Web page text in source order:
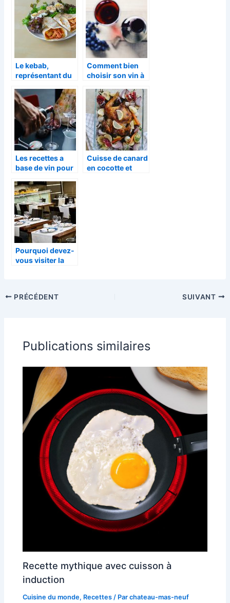
France d’ailleurs.
Le kebab,
représentant du
Comment bien
choisir son vin à
Les recettes a
base de vin pour
Cuisse de canard
en cocotte et
Pourquoi devez-
vous visiter la
PRÉCÉDENT SUIVANT
Publications similaires
Recette mythique avec cuisson à
induction
Cuisine du monde, Recettes / Parchateau-mas-neuf